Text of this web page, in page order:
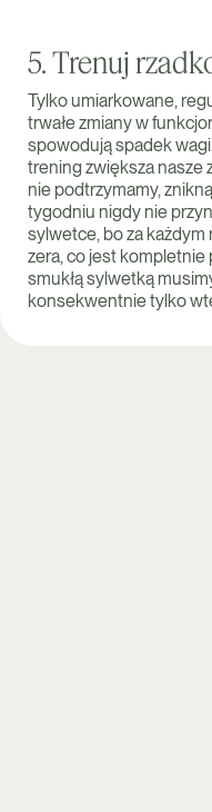
5. Trenuj
Tylko umiarkowane,
trwałe zmiany w
spowodują spadek
trening zwiększa nasze
nie podtrzymamy,
tygodniu nigdy nie
sylwetce, bo za
zera, co jest
smukłą sylwetką
konsekwentnie tylko